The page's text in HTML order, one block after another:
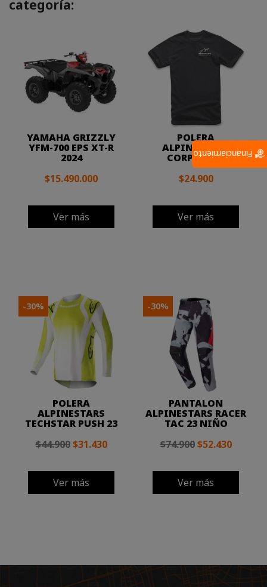
categoría:
YAMAHA GRIZZLY
YFM-700 EPS XT-R
2024
$15.490.000
Ver más
POLERA
ALPINESTARS
CORPORATE
$24.900
Ver más
POLERA
ALPINESTARS
TECHSTAR PUSH 23
$44.900 $31.430
Ver más
-30%
PANTALON
ALPINESTARS RACER
TAC 23 NIÑO
$74.900 $52.430
Ver más
-30%
Financiamiento